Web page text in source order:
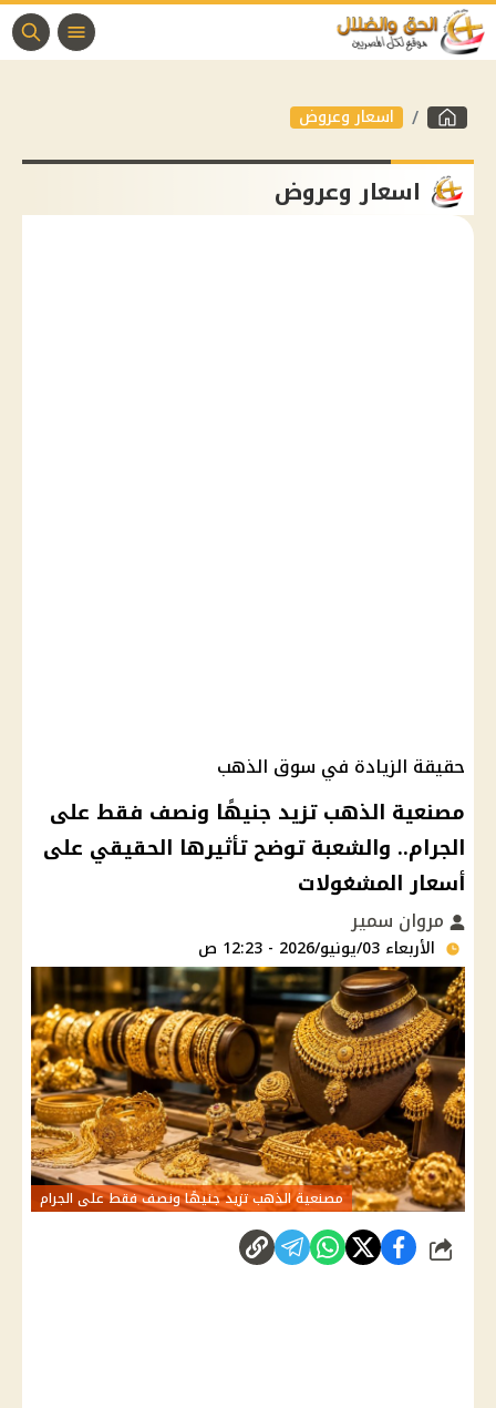
اسعار وعروض
اسعار وعروض
حقيقة الزيادة في سوق الذهب
مصنعية الذهب تزيد جنيهًا ونصف فقط على
الجرام.. والشعبة توضح تأثيرها الحقيقي على
أسعار المشغولات
مروان سمير
الأربعاء 03/يونيو/2026 - 12:23 ص
مصنعية الذهب تزيد جنيهًا ونصف فقط على الجرام
شارك